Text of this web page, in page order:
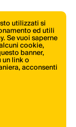
utilizzati si
ed utili
Se vuoi saperne
cookie,
banner,
link o
acconsenti